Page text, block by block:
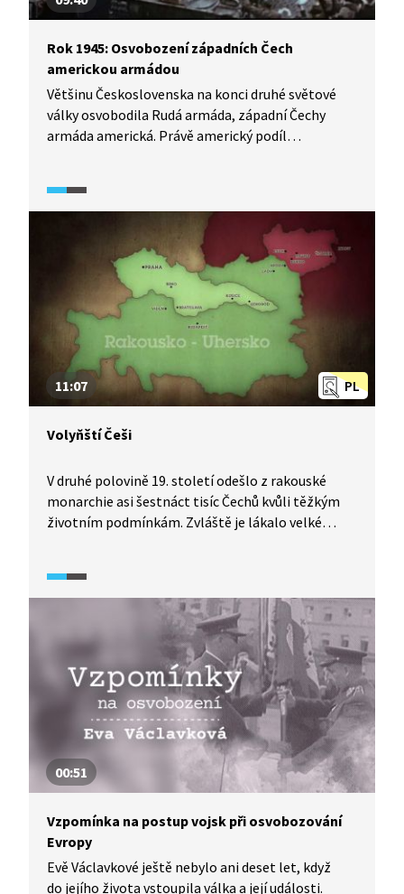
Rok 1945: Osvobození západních Čech
americkou armádou
Většinu Československa na konci druhé světové
války osvobodila Rudá armáda, západní Čechy
armáda americká. Právě americký podíl
do dobových kronik, které obsahují cenné
informace o pohledu veřejnosti na americké
PL
11:07
Volyňští Češi
V druhé polovině 19. století odešlo z rakouské
monarchie asi šestnáct tisíc Čechů kvůli těžkým
životním podmínkám. Zvláště je lákalo velké
mnoho českých vesnic, další část Čechů se usadila
v již existujících sídlech. Češi sem přinesli své
zkušenosti i znalosti a podstatně přispěli
ke zvýšení hospodářské a kulturní úrovně.
Podívejte se na stručnou historii počátku jejich
působení na Volyni v pasáži z dokumentu Volynští
00:51
Vzpomínka na postup vojsk při osvobozování
Evropy
Evě Václavkové ještě nebylo ani deset let, když
do jejího života vstoupila válka a její události.